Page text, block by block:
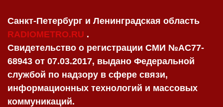
Санкт-Петербург и Ленинградская область
RADIOMETRO.RU .
Свидетельство о регистрации СМИ №AC77-
68943 от 07.03.2017, выдано Федеральной
службой по надзору в сфере связи,
информационных технологий и массовых
коммуникаций.